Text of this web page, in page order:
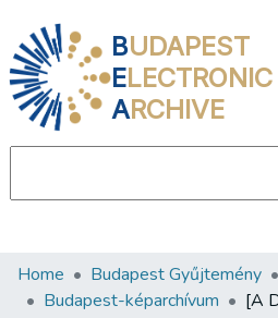
BUDAPEST
ELECTRONIC
ARCHIVE
Communities & Collections
Home Budapest Gyűjtemény
Budapest-képarchívum